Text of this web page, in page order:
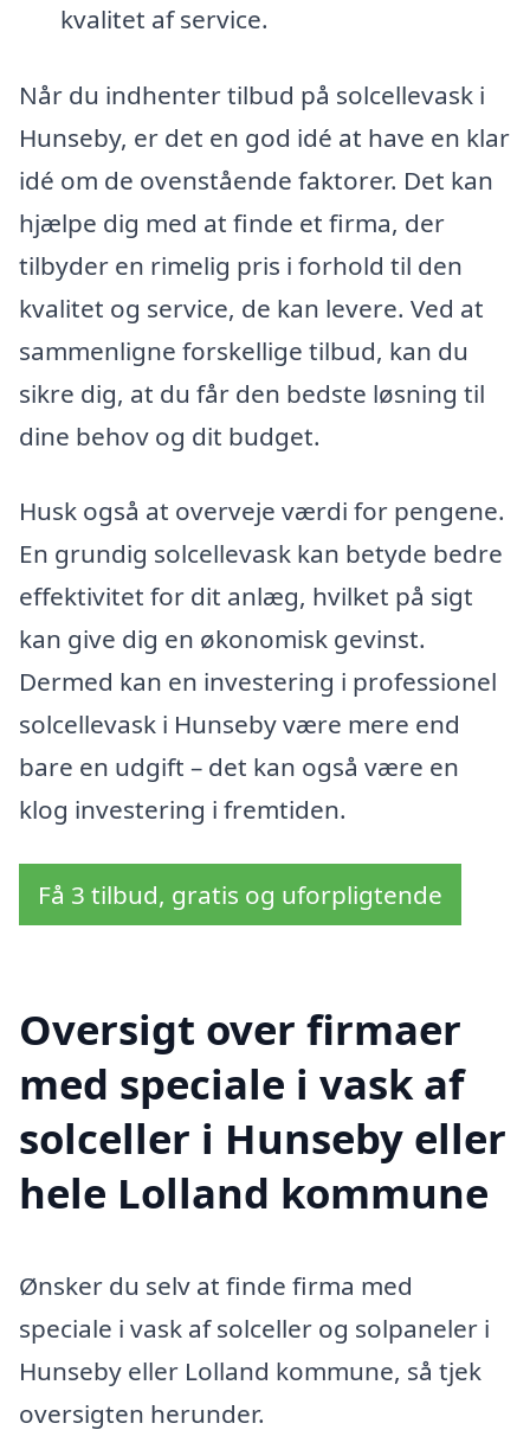
kvalitet af service.
Når du indhenter tilbud på solcellevask i
Hunseby, er det en god idé at have en klar
idé om de ovenstående faktorer. Det kan
hjælpe dig med at finde et firma, der
tilbyder en rimelig pris i forhold til den
kvalitet og service, de kan levere. Ved at
sammenligne forskellige tilbud, kan du
sikre dig, at du får den bedste løsning til
dine behov og dit budget.
Husk også at overveje værdi for pengene.
En grundig solcellevask kan betyde bedre
effektivitet for dit anlæg, hvilket på sigt
kan give dig en økonomisk gevinst.
Dermed kan en investering i professionel
solcellevask i Hunseby være mere end
bare en udgift – det kan også være en
klog investering i fremtiden.
Få 3 tilbud, gratis og uforpligtende
Oversigt over firmaer
med speciale i vask af
solceller i Hunseby eller
hele Lolland kommune
Ønsker du selv at finde firma med
speciale i vask af solceller og solpaneler i
Hunseby eller Lolland kommune, så tjek
oversigten herunder.